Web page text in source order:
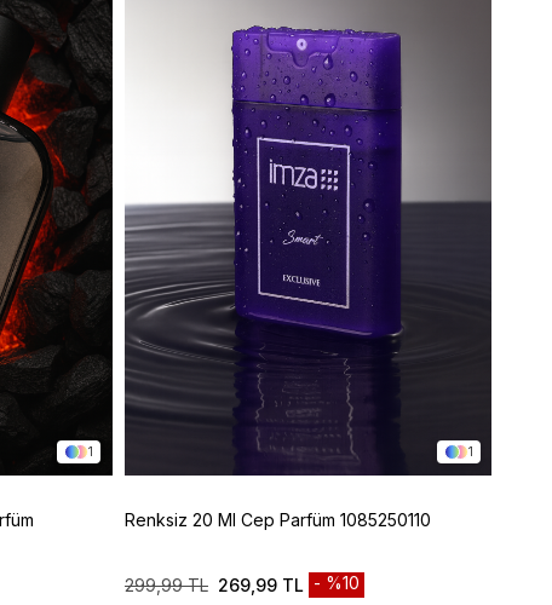
1 1
Renksiz 20 Ml Cep Parfüm 1085250110
299,99 TL 269,99 TL
%10